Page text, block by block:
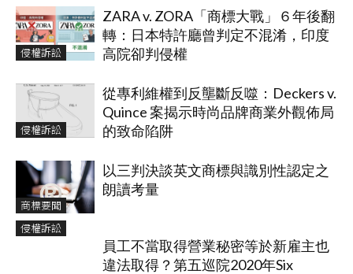
侵權訴訟
ZARA v. ZORA「商標大戰」６年後翻
轉：日本特許廳曾判定不混淆，印度
高院卻判侵權
侵權訴訟
從專利維權到反壟斷反噬：Deckers v.
Quince 案揭示時尚品牌商業外觀佈局
的致命陷阱
商標要聞
以三判決談英文商標與識別性認定之
朗讀考量
侵權訴訟
員工不當取得營業秘密等於新雇主也
違法取得？第五巡院2020年Six